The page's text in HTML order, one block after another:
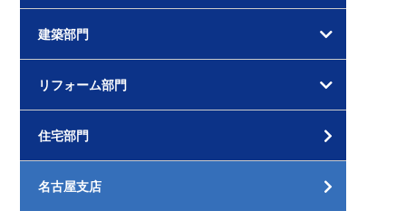
建築部門
リフォーム部門
住宅部門
名古屋支店